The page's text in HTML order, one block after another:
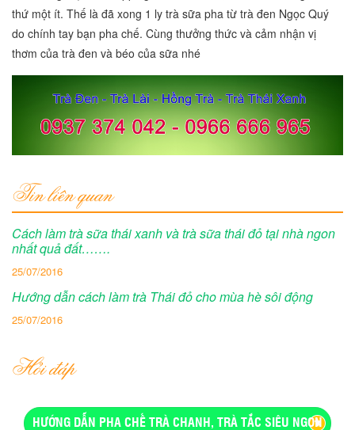
thứ một ít. Thế là đã xong 1 ly trà sữa pha từ trà đen Ngọc Quý
do chính tay bạn pha chế. Cùng thưởng thức và cảm nhận vị
thơm của trà đen và béo của sữa nhé
Tin liên quan
Cách làm trà sữa thái xanh và trà sữa thái đỏ tại nhà ngon
nhất quả đất…….
25/07/2016
Hướng dẫn cách làm trà Thái đỏ cho mùa hè sôi động
25/07/2016
Hỏi đáp
HƯỚNG DẪN PHA CHẾ TRÀ CHANH, TRÀ TẮC SIÊU NGON